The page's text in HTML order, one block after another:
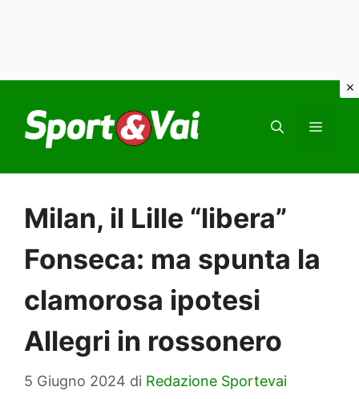
contenuto
Milan, il Lille “libera”
Fonseca: ma spunta la
clamorosa ipotesi
Allegri in rossonero
5 Giugno 2024 di Redazione Sportevai